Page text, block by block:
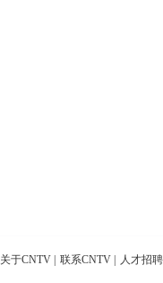
关于CNTV 联系CNTV 人才招聘